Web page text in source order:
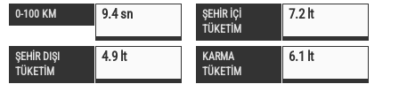
0-100 KM 9.4 sn
ŞEHİR İÇİ
TÜKETİM
7.2 lt
ŞEHİR DIŞI
TÜKETİM
4.9 lt
KARMA
TÜKETİM
6.1 lt